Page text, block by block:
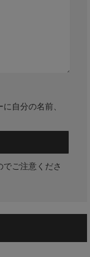
自分の名前、
ご注意くださ